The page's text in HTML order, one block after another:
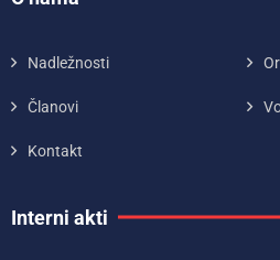
Nadležnosti
Članovi
Kontakt
Interni akti